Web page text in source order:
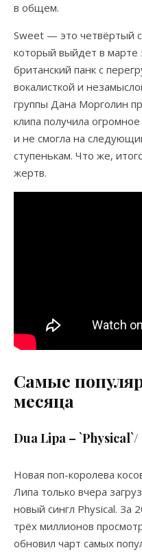
в общем.
Sweet — это четвёртый
который выйдет в марте
британский панк с
вокалисткой и
группы Дана Морголин
клипа получила
и не смогла на
ступенькам. Что же,
жертв.
Самые
месяца
Dua Lipa –
Новая поп-королева
Липа только вчера
новый сингл Physical. За
трёх миллионов
обновил чарт самых